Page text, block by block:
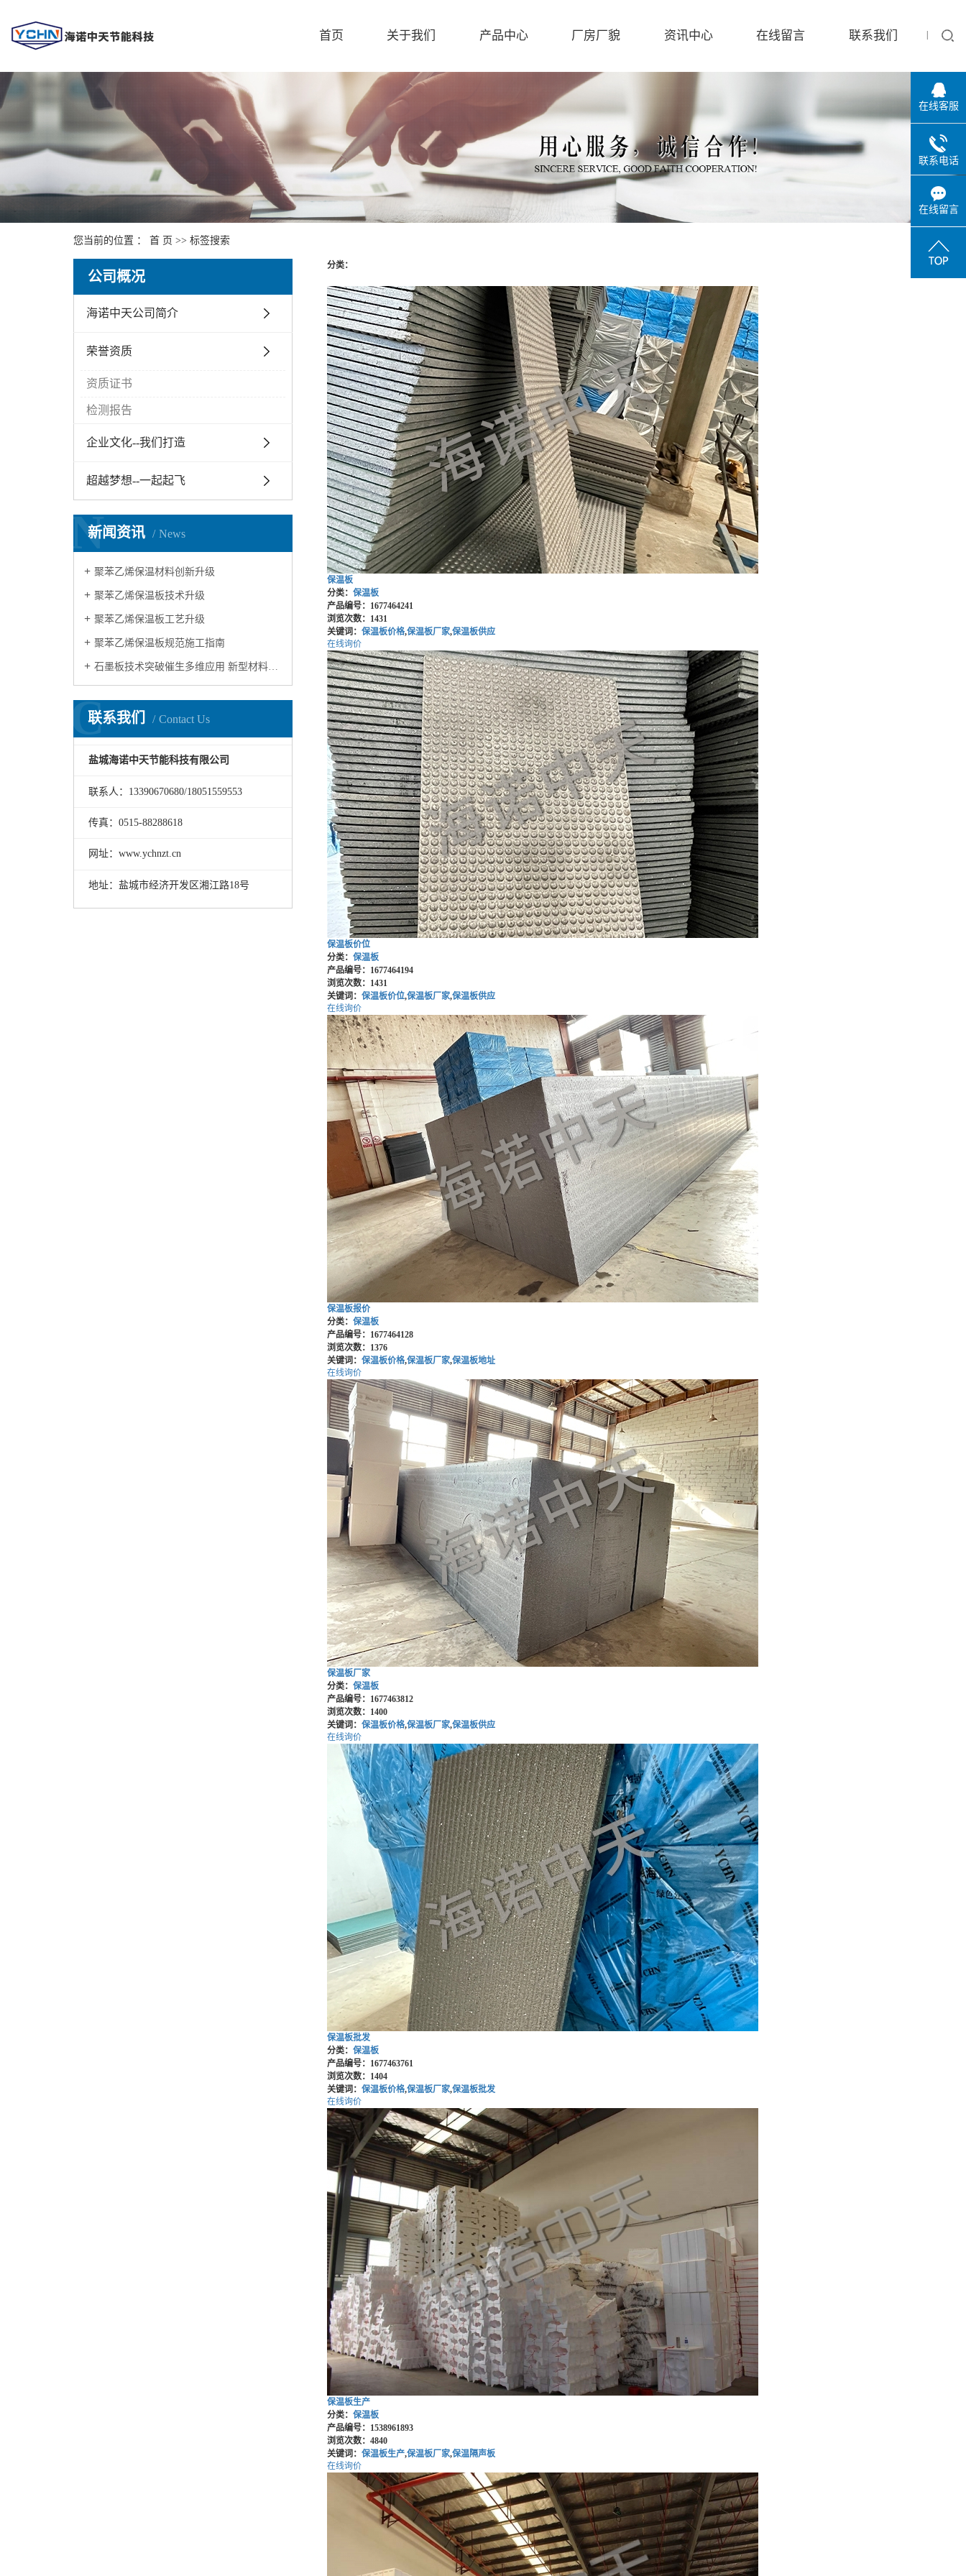
首页 关于我们 产品中心 厂房厂貌 资讯中心 在线留言 联系我们
您当前的位置 ： 首 页 >> 标签搜索
公司概况
海诺中天公司简介
荣誉资质
资质证书
检测报告
企业文化--我们打造
超越梦想--一起起飞
新闻资讯 News
N
聚苯乙烯保温材料创新升级
聚苯乙烯保温板技术升级
聚苯乙烯保温板工艺升级
聚苯乙烯保温板规范施工指南
石墨板技术突破催生多维应用 新型材料开启产业新纪元
联系我们 Contact Us
C
盐城海诺中天节能科技有限公司
联系人：13390670680/18051559553
传真：0515-88288618
网址：www.ychnzt.cn
地址：盐城市经济开发区湘江路18号
分类：
保温板
分类： 保温板
产品编号：1677464241
浏览次数：1431
关键词： 保温板价格,保温板厂家,保温板供应
在线询价
保温板价位
分类： 保温板
产品编号：1677464194
浏览次数：1431
关键词： 保温板价位,保温板厂家,保温板供应
在线询价
保温板报价
分类： 保温板
产品编号：1677464128
浏览次数：1376
关键词： 保温板价格,保温板厂家,保温板地址
在线询价
保温板厂家
分类： 保温板
产品编号：1677463812
浏览次数：1400
关键词： 保温板价格,保温板厂家,保温板供应
在线询价
保温板批发
分类： 保温板
产品编号：1677463761
浏览次数：1404
关键词： 保温板价格,保温板厂家,保温板批发
在线询价
保温板生产
分类： 保温板
产品编号：1538961893
浏览次数：4840
关键词： 保温板生产,保温板厂家,保温隔声板
在线询价
在线客服
联系电话
在线留言